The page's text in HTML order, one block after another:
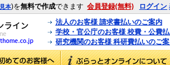
見本)を無料で作成できます 会員登録(無料) ログイン
法人のお客様 請求書払いのご案内
学校・官公庁のお客様 校費・公費
研究機関のお客様 科研費払いのご